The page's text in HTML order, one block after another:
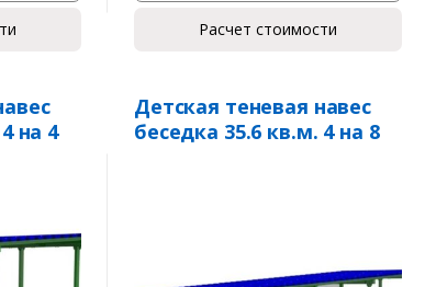
Расчет стоимости
на 4
Детская теневая навес
беседка 35.6 кв.м. 4 на 8